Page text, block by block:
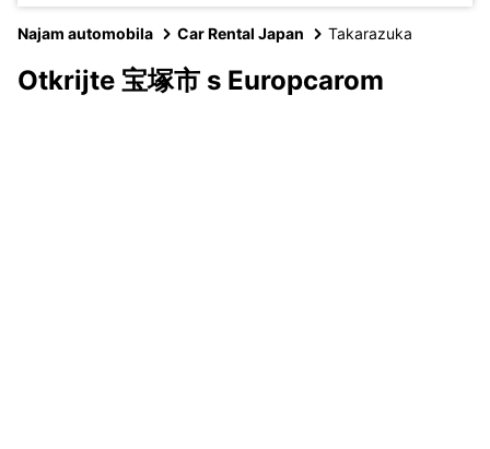
Najam automobila Car Rental Japan Takarazuka
Otkrijte 宝塚市 s Europcarom